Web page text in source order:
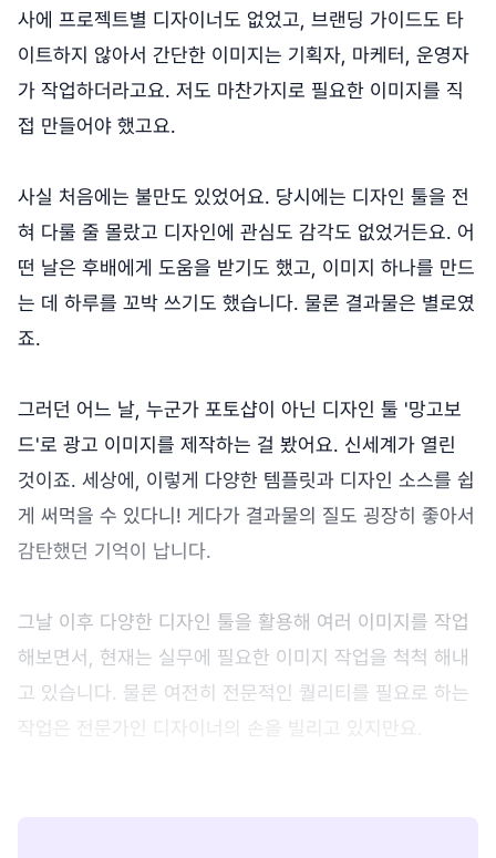
사에 프로젝트별 디자이너도 없었고, 브랜딩 가이드도 타
이트하지 않아서 간단한 이미지는 기획자, 마케터, 운영자
가 작업하더라고요. 저도 마찬가지로 필요한 이미지를 직
접 만들어야 했고요.
사실 처음에는 불만도 있었어요. 당시에는 디자인 툴을 전
혀 다룰 줄 몰랐고 디자인에 관심도 감각도 없었거든요. 어
떤 날은 후배에게 도움을 받기도 했고, 이미지 하나를 만드
는 데 하루를 꼬박 쓰기도 했습니다. 물론 결과물은 별로였
죠.
그러던 어느 날, 누군가 포토샵이 아닌 디자인 툴 '망고보
드'로 광고 이미지를 제작하는 걸 봤어요. 신세계가 열린
것이죠. 세상에, 이렇게 다양한 템플릿과 디자인 소스를 쉽
게 써먹을 수 있다니! 게다가 결과물의 질도 굉장히 좋아서
감탄했던 기억이 납니다.
그날 이후 다양한 디자인 툴을 활용해 여러 이미지를 작업
해보면서, 현재는 실무에 필요한 이미지 작업을 척척 해내
고 있습니다. 물론 여전히 전문적인 퀄리티를 필요로 하는
작업은 전문가인 디자이너의 손을 빌리고 있지만요.